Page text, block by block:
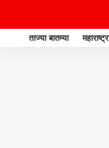
ताज्या बातम्या महाराष्ट्र